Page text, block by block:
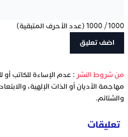
1000
/
1000 (عدد الأحرف المتبقية)
‫من شروط النشر : عدم الإساءة للكاتب
مهاجمة الأديان أو الذات الإلهية،
والشتائم.
تعليقات